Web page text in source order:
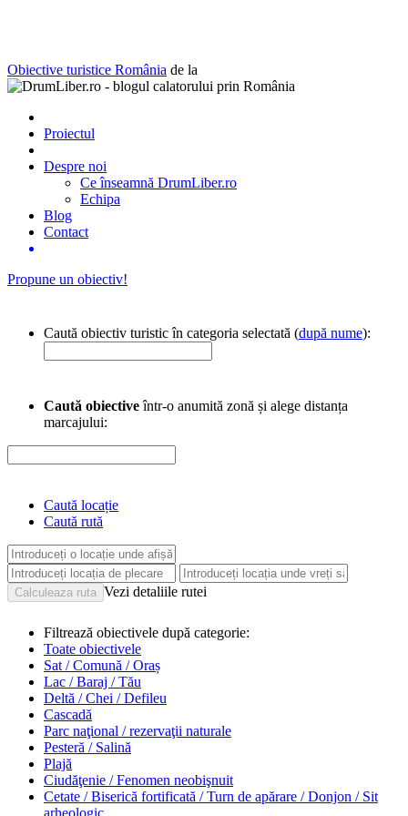
Obiective turistice România de la
Proiectul
Despre noi
Ce înseamnă DrumLiber.ro
Echipa
Blog
Contact
Propune un obiectiv!
Caută obiectiv turistic în categoria selectată (după nume):
Caută obiectiveîntr-o anumită zonă și alege distanța
marcajului:
Caută locație
Caută rută
Vezi detaliile rutei
Filtrează obiectivele după categorie:
Toate obiectivele
Sat / Comună / Oraș
Lac / Baraj / Tău
Deltă / Chei / Defileu
Cascadă
Parc naţional / rezervaţii naturale
Pesteră / Salină
Plajă
Ciudăţenie / Fenomen neobişnuit
Cetate / Biserică fortificată / Turn de apărare / Donjon / Sit
arheologic